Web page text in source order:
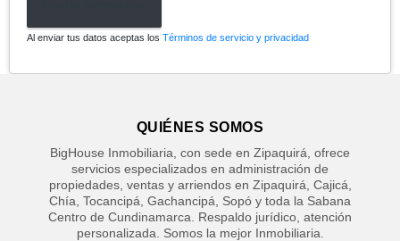
Al enviar tus datos aceptas los Términos de servicio y privacidad
QUIÉNES SOMOS
BigHouse Inmobiliaria, con sede en Zipaquirá, ofrece
servicios especializados en administración de
propiedades, ventas y arriendos en Zipaquirá, Cajicá,
Chía, Tocancipá, Gachancipá, Sopó y toda la Sabana
Centro de Cundinamarca. Respaldo jurídico, atención
personalizada. Somos la mejor Inmobiliaria.